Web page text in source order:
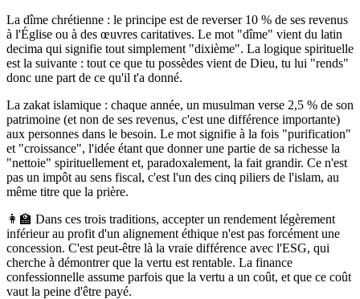
La dîme chrétienne : le principe est de reverser 10 % de ses revenus
à l'Église ou à des œuvres caritatives. Le mot "dîme" vient du latin
decima qui signifie tout simplement "dixième". La logique spirituelle
est la suivante : tout ce que tu possèdes vient de Dieu, tu lui "rends"
donc une part de ce qu'il t'a donné.
La zakat islamique : chaque année, un musulman verse 2,5 % de son
patrimoine (et non de ses revenus, c'est une différence importante)
aux personnes dans le besoin. Le mot signifie à la fois "purification"
et "croissance", l'idée étant que donner une partie de sa richesse la
"nettoie" spirituellement et, paradoxalement, la fait grandir. Ce n'est
pas un impôt au sens fiscal, c'est l'un des cinq piliers de l'islam, au
même titre que la prière.
👩‍🏫 Dans ces trois traditions, accepter un rendement légèrement
inférieur au profit d'un alignement éthique n'est pas forcément une
concession. C'est peut-être là la vraie différence avec l'ESG, qui
cherche à démontrer que la vertu est rentable. La finance
confessionnelle assume parfois que la vertu a un coût, et que ce coût
vaut la peine d'être payé.